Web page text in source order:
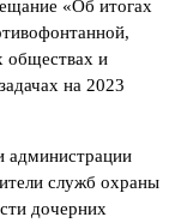
«Об итогах
обществах и
на 2023
администрации
служб охраны
дочерних